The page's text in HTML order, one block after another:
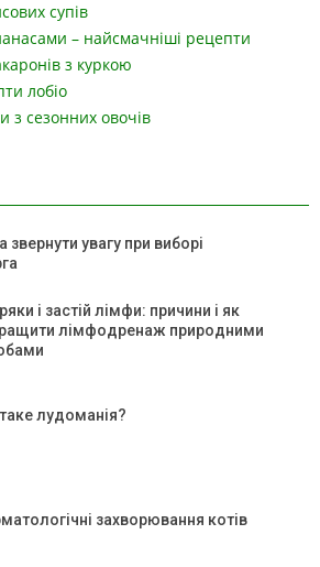
супів
– найсмачніші рецепти
з куркою
лобіо
з сезонних овочів
звернути увагу при виборі
і застій лімфи: причини і як
лімфодренаж природними
лудоманія?
захворювання котів